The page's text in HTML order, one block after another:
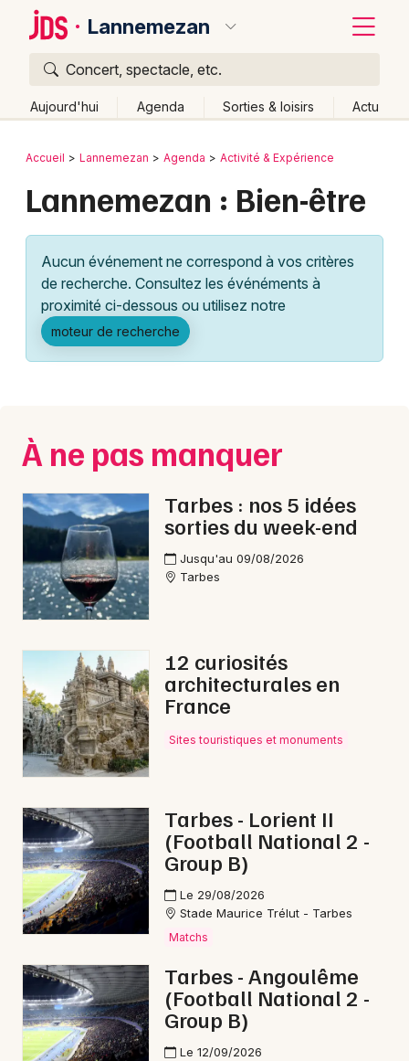
Lannemezan
Concert, spectacle, etc.
Aujourd'hui Agenda Sorties & loisirs Actu
Publier un événement
Grands événements
Activité & Expérience
Manifestations
Spectacles
Concerts
Sports
Soirées
Sorties famille
Expos
Sorties & loisirs
Bien-être dans les Hautes-Pyrénées
Bien-être en Occitanie
Artistes en tournée
Actus à Lannemezan
Bordeaux
Lille
Lyon
Marseille
Nantes
Nice
Paris
Strasbourg
Toulouse
Retour
Accueil Lannemezan Agenda Activité & Expérience
Lannemezan : Bien-être
Aucun événement ne correspond à vos critères
de recherche. Consultez les événéments à
proximité ci-dessous ou utilisez notre
moteur de recherche
À ne pas manquer
Tarbes : nos 5 idées
sorties du week-end
Jusqu'au 09/08/2026
Tarbes
12 curiosités
architecturales en
France
Sites touristiques et monuments
Tarbes - Lorient II
(Football National 2 -
Group B)
Le 29/08/2026
Stade Maurice Trélut - Tarbes
Matchs
Tarbes - Angoulême
(Football National 2 -
Group B)
Le 12/09/2026
Quoi ?
Où ?
Midi-Pyrénées
Partout Près de moi Changer de lieu
Quand ?
Ce week-end